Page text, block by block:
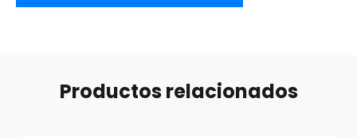
Productos relacionados